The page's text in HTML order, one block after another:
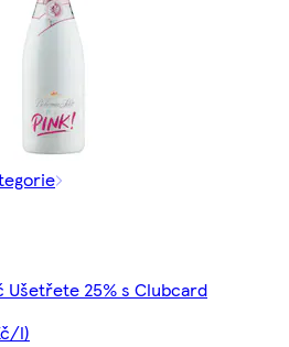
Ušetřete 25% s Clubcard
l)